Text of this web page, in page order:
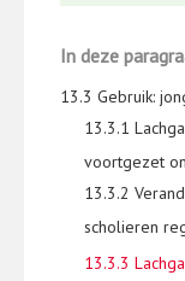
In deze
13.3 Gebruik:
13.3.1
voortgezet
13.3.2
scholieren
13.3.3